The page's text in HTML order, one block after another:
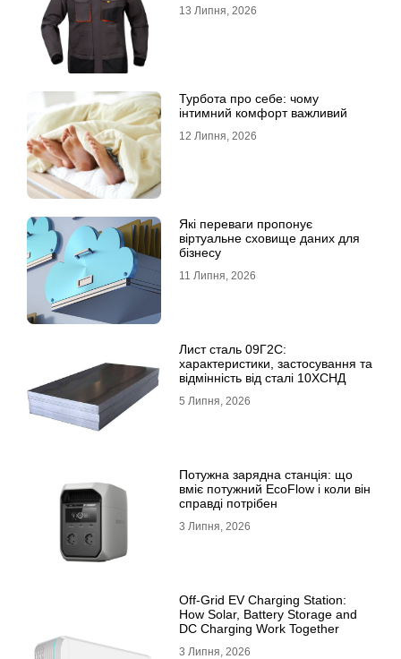
13 Липня, 2026
Турбота про себе: чому
інтимний комфорт важливий
12 Липня, 2026
Які переваги пропонує
віртуальне сховище даних для
бізнесу
11 Липня, 2026
Лист сталь 09Г2С:
характеристики, застосування та
відмінність від сталі 10ХСНД
5 Липня, 2026
Потужна зарядна станція: що
вміє потужний EcoFlow і коли він
справді потрібен
3 Липня, 2026
Off-Grid EV Charging Station:
How Solar, Battery Storage and
DC Charging Work Together
3 Липня, 2026